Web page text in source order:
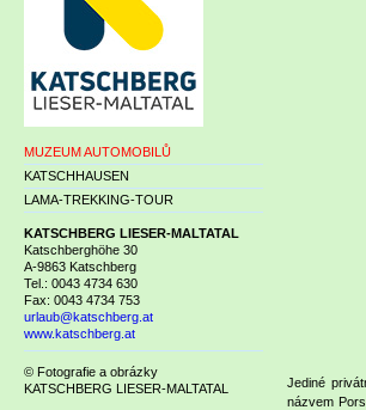
Jediné
názvem
MUZEUM AUTOMOBILŮ
KATSCHHAUSEN
LAMA-TREKKING-TOUR
KATSCHBERG LIESER-MALTATAL
Katschberghöhe 30
A-9863 Katschberg
Tel.: 0043 4734 630
Fax: 0043 4734 753
urlaub@katschberg.at
www.katschberg.at
© Fotografie a obrázky
KATSCHBERG LIESER-MALTATAL